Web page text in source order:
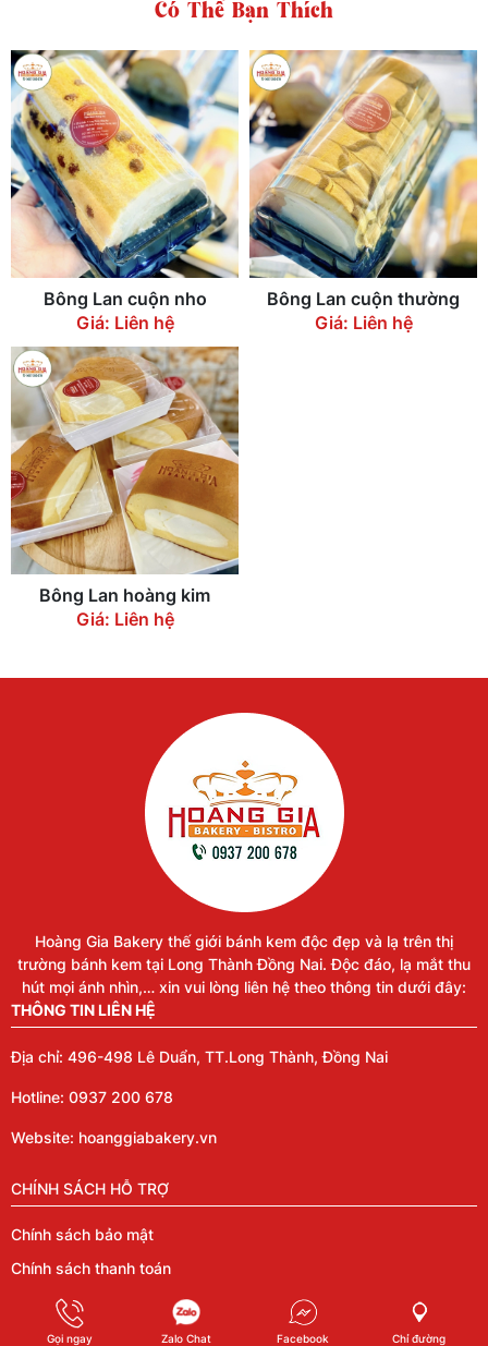
Có Thể Bạn Thích
Bông Lan cuộn nho
Giá: Liên hệ
Bông Lan cuộn thường
Giá: Liên hệ
Bông Lan hoàng kim
Giá: Liên hệ
Hoàng Gia Bakery thế giới bánh kem độc đẹp và lạ trên thị
trường bánh kem tại Long Thành Đồng Nai. Độc đáo, lạ mắt thu
hút mọi ánh nhìn,… xin vui lòng liên hệ theo thông tin dưới đây:
THÔNG TIN LIÊN HỆ
Địa chỉ: 496-498 Lê Duẩn, TT.Long Thành, Đồng Nai
Hotline: 0937 200 678
Website: hoanggiabakery.vn
CHÍNH SÁCH HỖ TRỢ
Chính sách bảo mật
Chính sách thanh toán
Copyright © Hoàng Gia Bakery & Bistro. Designed bySmart
Gọi ngay Zalo Chat Facebook Chỉ đường